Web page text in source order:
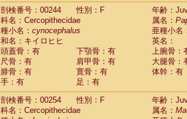
剖検番号：00244
性別：F
年齢：
科名：Cercopithecidae
属名：
種小名： cynocephalus
亜種小名
和名：キイロヒヒ
英名：
頭蓋骨：有
下顎骨：有
上腕骨：
尺骨：有
肩甲骨：有
大腿骨：
腓骨：有
寛骨：有
体幹：有
手：有
足：有
剖検番号：00254
性別：F
年齢：
科名：Cercopithecidae
属名：